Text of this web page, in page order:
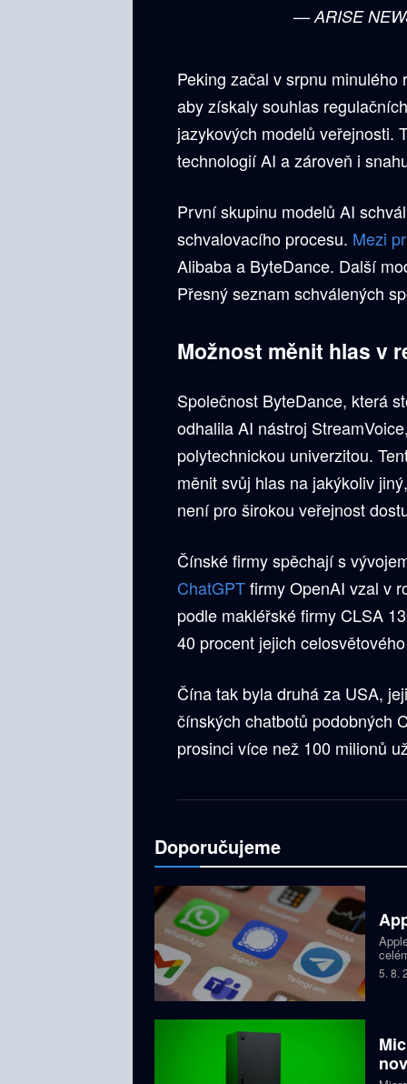
— ARISE
Peking začal v srpnu
aby získaly souhlas
jazykových modelů veřejnosti.
technologií AI a zároveň i
První skupinu modelů AI
schvalovacího procesu. Mezi
Alibaba a ByteDance. Další
Přesný seznam schválených
Možnost měnit hlas v
Společnost ByteDance, která
odhalila AI nástroj
polytechnickou univerzitou.
měnit svůj hlas na jakýkoliv
není pro širokou veřejnost
Čínské firmy spěchají s
ChatGPTfirmy OpenAI vzal v
podle makléřské firmy CLSA
40 procent jejich
Čína tak byla druhá za USA,
čínských chatbotů podobných
prosinci více než 100 milionů
Doporučujeme
dětí,
5. 8.